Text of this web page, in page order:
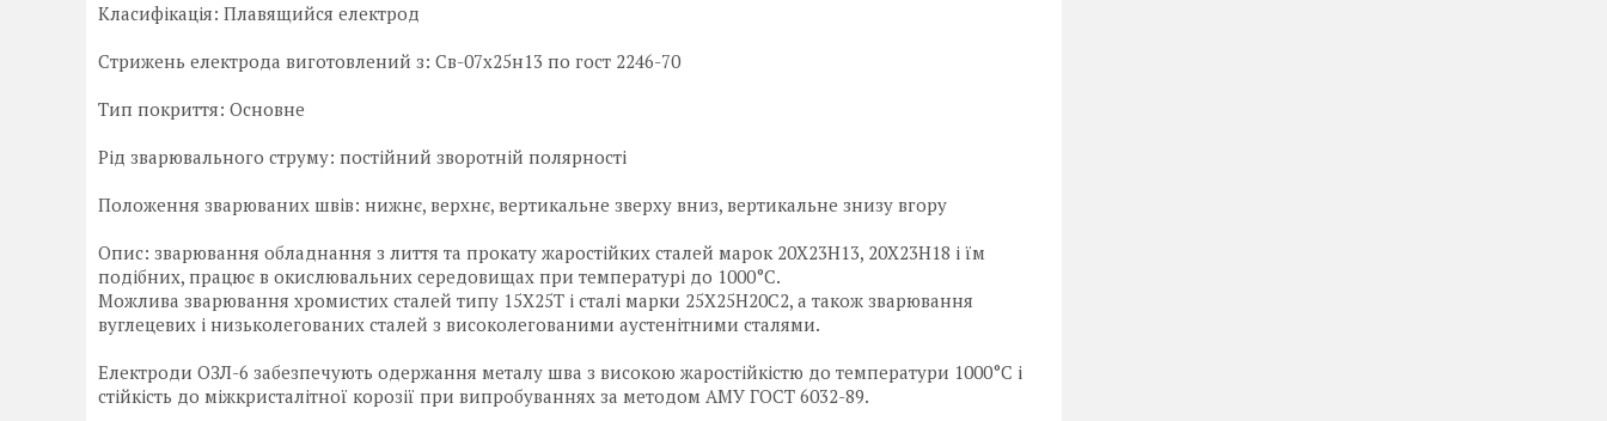
Класифікація: Плавящийся електрод
Стрижень електрода виготовлений з: Св-07х25н13 по гост 2246-70
Тип покриття: Основне
Рід зварювального струму: постійний зворотній полярності
Положення зварюваних швів: нижнє, верхнє, вертикальне зверху вниз, вертикальне знизу вгору
Опис: зварювання обладнання з лиття та прокату жаростійких сталей марок 20Х23Н13, 20Х23Н18 і їм
подібних, працює в окислювальних середовищах при температурі до 1000°С.
Можлива зварювання хромистих сталей типу 15Х25Т і сталі марки 25Х25Н20С2, а також зварювання
вуглецевих і низьколегованих сталей з високолегованими аустенітними сталями.
Електроди ОЗЛ-6 забезпечують одержання металу шва з високою жаростійкістю до температури 1000°С і
стійкість до міжкристалітної корозії при випробуваннях за методом АМУ ГОСТ 6032-89.